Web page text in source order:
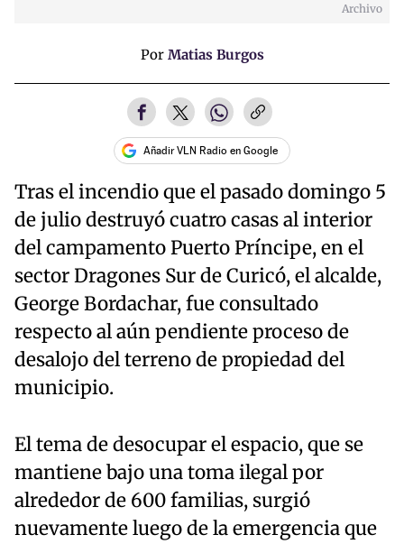
Archivo
Por Matias Burgos
Añadir VLN Radio en Google
Tras el incendio que el pasado domingo 5
de julio destruyó cuatro casas al interior
del campamento Puerto Príncipe, en el
sector Dragones Sur de Curicó, el alcalde,
George Bordachar, fue consultado
respecto al aún pendiente proceso de
desalojo del terreno de propiedad del
municipio.
El tema de desocupar el espacio, que se
mantiene bajo una toma ilegal por
alrededor de 600 familias, surgió
nuevamente luego de la emergencia que